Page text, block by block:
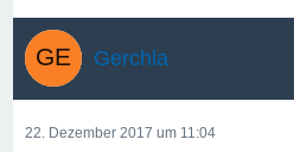
Gerchla
22. Dezember 2017 um 11:04